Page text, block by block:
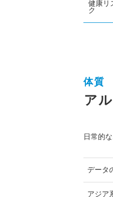
健康リ
ク
体質
ア
日常的
データ
アジア